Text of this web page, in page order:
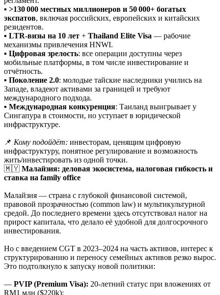
▪️ >130 000 местных миллионеров и 50 000+ богатых
экспатов, включая российских, европейских и китайских
резидентов.
▪️ LTR-визы на 10 лет + Thailand Elite Visa — рабочие
механизмы привлечения HNWI.
▪️ Цифровая зрелость: все операции доступны через
мобильные платформы, в том числе инвестирование и
отчётность.
▪️ Поколение 2.0: молодые тайские наследники учились на
Западе, владеют активами за границей и требуют
международного подхода.
▪️ Международная конкуренция: Таиланд выигрывает у
Сингапура в стоимости, но уступает в юридической
инфраструктуре.
📌 Кому подойдёт: инвесторам, ценящим цифровую
инфраструктуру, понятное регулирование и возможность
жить/инвестировать из одной точки.
🇲🇾 Малайзия: деловая экосистема, налоговая гибкость и
ставка на family office
Малайзия — страна с глубокой финансовой системой,
правовой прозрачностью (common law) и мультикультурной
средой. До последнего времени здесь отсутствовал налог на
прирост капитала, что делало её удобной для долгосрочного
инвестирования.
Но с введением CGT в 2023–2024 на часть активов, интерес к
структурированию и переносу семейных активов резко вырос.
Это подтолкнуло к запуску новой политики:
— PVIP (Premium Visa): 20-летний статус при вложениях от
RM1 млн ($220k);